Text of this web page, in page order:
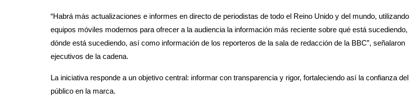
“Habrá más actualizaciones e informes en directo de periodistas de todo el Reino Unido y del mundo, utilizando
equipos móviles modernos para ofrecer a la audiencia la información más reciente sobre qué está sucediendo,
dónde está sucediendo, así como información de los reporteros de la sala de redacción de la BBC”, señalaron
ejecutivos de la cadena.
La iniciativa responde a un objetivo central: informar con transparencia y rigor, fortaleciendo así la confianza del
público en la marca.